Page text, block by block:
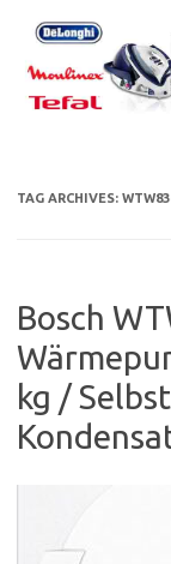
content
TAG ARCHIVES:
Bosch
kg /